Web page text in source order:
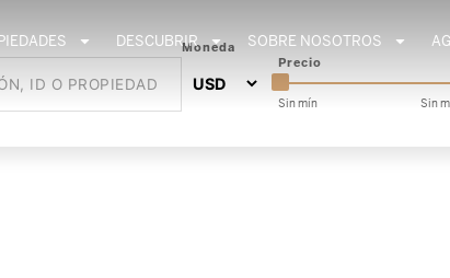
DESCUBRIR SOBRE NOSOTROS
Moneda
Precio
Sin mín Sin